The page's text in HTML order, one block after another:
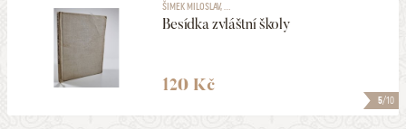
5/10
ŠIMEK MILOSLAV, ...
Besídka zvláštní školy
120 Kč